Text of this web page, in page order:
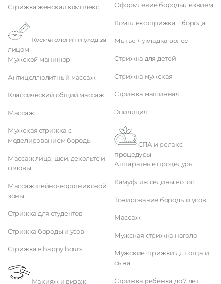
Стрижка женская комплекс
лицом
Мужской маникюр
Антицеллюлитный массаж
Классический общий массаж
Массаж
Мужская стрижка с
моделированием бороды
Массаж лица, шеи, декольте и
головы
Массаж шейно-воротниковой
зоны
Стрижка для студентов
Стрижка бороды и усов
Стрижка в happy hours
Макияж и визаж
Оформление бороды лезвием
Комплекс стрижка + борода
Мытье + укладка волос
Стрижка для детей
Стрижка мужская
Стрижка машинная
Эпиляция
процедуры
Аппаратные процедуры
Камуфляж седины волос
Тонирование бороды и усов
Массаж
Мужская стрижка наголо
Мужские стрижки для отца и
сына
Стрижка ребенка до 7 лет